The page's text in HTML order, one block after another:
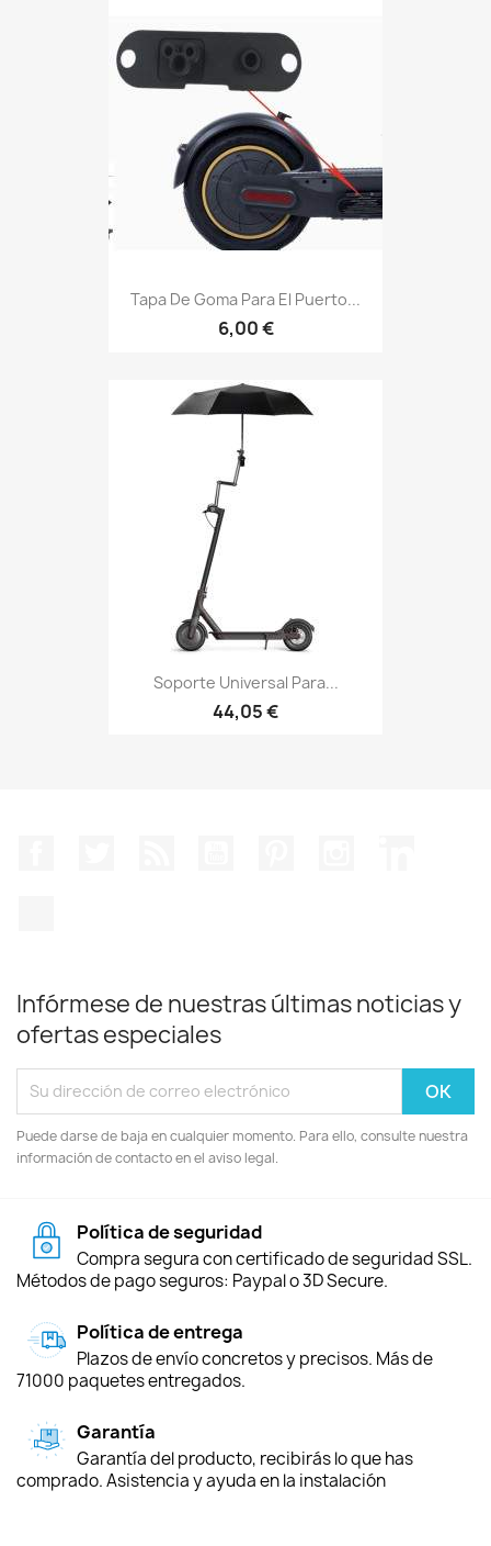
Tapa De Goma Para El Puerto...
6,00 €
Soporte Universal Para...
44,05 €
Infórmese de nuestras últimas noticias y
ofertas especiales
Puede darse de baja en cualquier momento. Para ello, consulte nuestra
información de contacto en el aviso legal.
Política de seguridad
Compra segura con certificado de seguridad SSL.
Métodos de pago seguros: Paypal o 3D Secure.
Política de entrega
Plazos de envío concretos y precisos. Más de
71000 paquetes entregados.
Garantía
Garantía del producto, recibirás lo que has
comprado. Asistencia y ayuda en la instalación